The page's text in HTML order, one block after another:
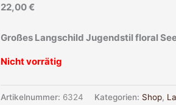
22,00€
Großes Langschild Jugendstil floral
Nicht vorrätig
Artikelnummer: 6324 Kategorien: Shop,